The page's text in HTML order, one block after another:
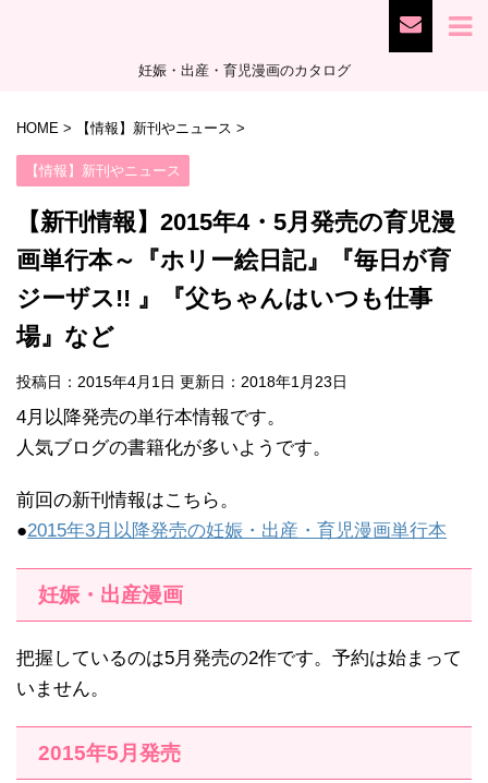
妊娠・出産・育児漫画のカタログ
HOME > 【情報】新刊やニュース >
【情報】新刊やニュース
【新刊情報】2015年4・5月発売の育児漫
画単行本～『ホリー絵日記』『毎日が育
ジーザス!! 』『父ちゃんはいつも仕事
場』など
投稿日：2015年4月1日 更新日： 2018年1月23日
4月以降発売の単行本情報です。
人気ブログの書籍化が多いようです。
前回の新刊情報はこちら。
●2015年3月以降発売の妊娠・出産・育児漫画単行本
妊娠・出産漫画
把握しているのは5月発売の2作です。予約は始まって
いません。
2015年5月発売